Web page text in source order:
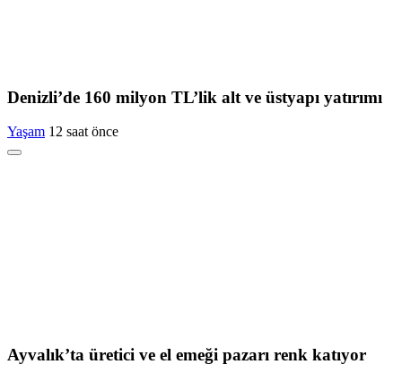
Denizli’de 160 milyon TL’lik alt ve üstyapı yatırımı
Yaşam 12 saat önce
Ayvalık’ta üretici ve el emeği pazarı renk katıyor